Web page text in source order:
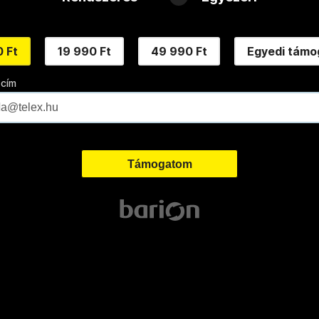
Ft 19 990 Ft 49 990 Ft Egyedi